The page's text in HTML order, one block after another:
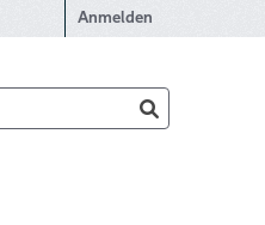
Anmelden